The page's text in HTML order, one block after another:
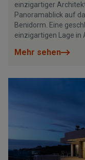
einzigartiger
Panoramablick auf
Benidorm. Eine
einzigartigen Lage in
Mehr sehen